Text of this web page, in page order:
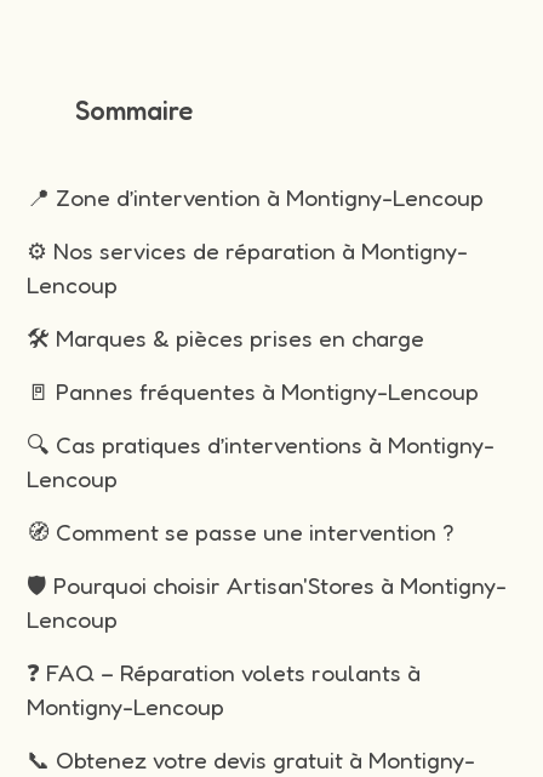
Sommaire
📍 Zone d’intervention à Montigny-Lencoup
⚙️ Nos services de réparation à Montigny-
Lencoup
🛠️ Marques & pièces prises en charge
🚪 Pannes fréquentes à Montigny-Lencoup
🔍 Cas pratiques d’interventions à Montigny-
Lencoup
🧭 Comment se passe une intervention ?
🛡️ Pourquoi choisir Artisan'Stores à Montigny-
Lencoup
❓ FAQ – Réparation volets roulants à
Montigny-Lencoup
📞 Obtenez votre devis gratuit à Montigny-